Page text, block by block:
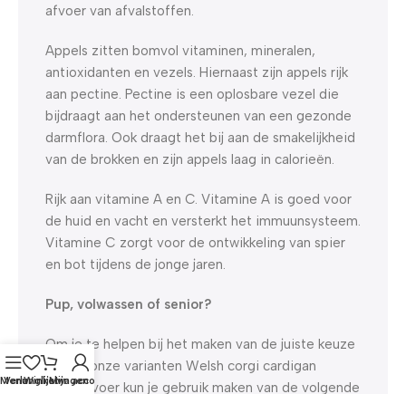
afvoer van afvalstoffen.
Appels zitten bomvol vitaminen, mineralen,
antioxidanten en vezels. Hiernaast zijn appels rijk
aan pectine. Pectine is een oplosbare vezel die
bijdraagt aan het ondersteunen van een gezonde
darmflora. Ook draagt het bij aan de smakelijkheid
van de brokken en zijn appels laag in calorieën.
Rijk aan vitamine A en C. Vitamine A is goed voor
de huid en vacht en versterkt het immuunsysteem.
Vitamine C zorgt voor de ontwikkeling van spier
en bot tijdens de jonge jaren.
Pup, volwassen of senior?
Om je te helpen bij het maken van de juiste keuze
tussen onze varianten Welsh corgi cardigan
hondenvoer kun je gebruik maken van de volgende
Menu
Verlanglijst
Winkelwagen
Mijn account